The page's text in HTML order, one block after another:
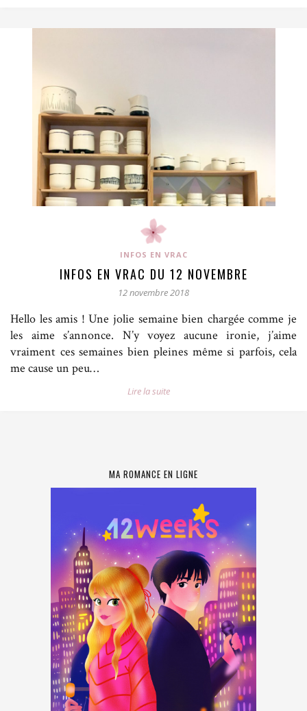
INFOS EN VRAC
INFOS EN VRAC DU 12 NOVEMBRE
12 novembre 2018
Hello les amis ! Une jolie semaine bien chargée comme je
les aime s’annonce. N’y voyez aucune ironie, j’aime
vraiment ces semaines bien pleines même si parfois, cela
me cause un peu…
Lire la suite
MA ROMANCE EN LIGNE